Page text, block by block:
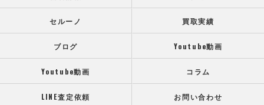
セルーノ 買取実績
ブログ Youtube動画
Youtube動画 コラム
LINE査定依頼 お問い合わせ